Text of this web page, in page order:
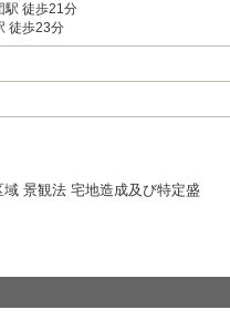
駅 徒歩21分
徒歩23分
景観法 宅地造成及び特定盛